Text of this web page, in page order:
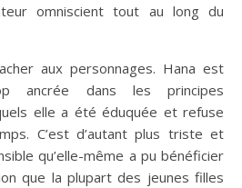
omniscient tout au long du
aux personnages. Hana est
ancrée dans les principes
elle a été éduquée et refuse
C’est d’autant plus triste et
qu’elle-même a pu bénéficier
que la plupart des jeunes filles